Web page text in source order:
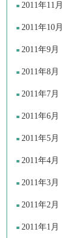
2011年11月
2011年10月
2011年9月
2011年8月
2011年7月
2011年6月
2011年5月
2011年4月
2011年3月
2011年2月
2011年1月